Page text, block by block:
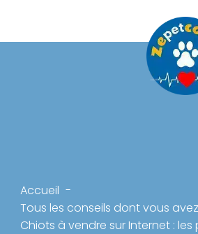
Accueil
Tous les conseils dont vous
Chiots à vendre sur Internet : les